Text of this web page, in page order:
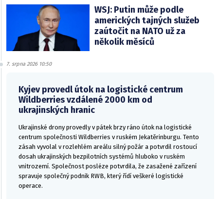
WSJ: Putin může podle
amerických tajných služeb
zaútočit na NATO už za
několik měsíců
7. srpna 2026 10:50
Kyjev provedl útok na logistické centrum
Wildberries vzdálené 2000 km od
ukrajinských hranic
Ukrajinské drony provedly v pátek brzy ráno útok na logistické
centrum společnosti Wildberries v ruském Jekatěrinburgu. Tento
zásah vyvolal v rozlehlém areálu silný požár a potvrdil rostoucí
dosah ukrajinských bezpilotních systémů hluboko v ruském
vnitrozemí. Společnost posléze potvrdila, že zasažené zařízení
spravuje společný podnik RWB, který řídí veškeré logistické
operace.